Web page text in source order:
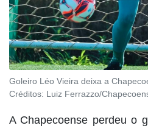
Goleiro Léo Vieira deixa a
Créditos: Luiz Ferrazzo/
A Chapecoense perdeu o